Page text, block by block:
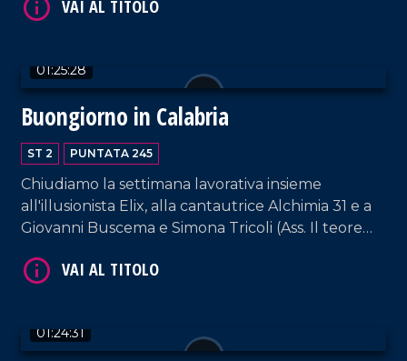
01:25:28
Buongiorno in Calabria
ST 2 PUNTATA 245
Chiudiamo la settimana lavorativa insieme
all'illusionista Elix, alla cantautrice Alchimia 31 e a
Giovanni Buscema e Simona Tricoli (Ass. Il teorema
01:24:31
VAI AL TITOLO